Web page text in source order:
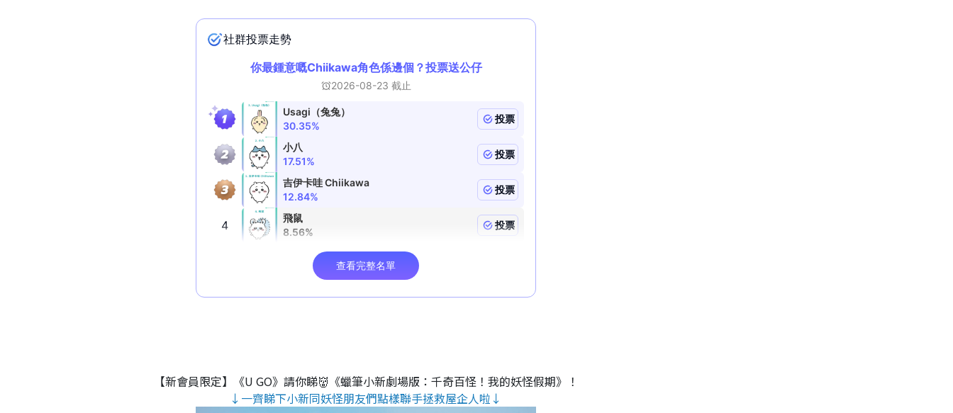
【新會員限定】《U GO》請你睇👹《蠟筆小新劇場版：千奇百怪！我的妖怪假期》！
↓一齊睇下小新同妖怪朋友們點樣聯手拯救屋企人啦↓